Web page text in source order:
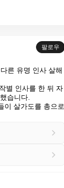
팔로우
른 유명 인사 살해
별 인사를 한 뒤 자
습니다.
이 살가도를 총으로